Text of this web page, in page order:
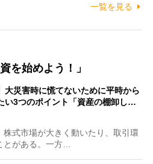
一覧を見る
を始めよう！」
大災害時に慌てないために平時から
い3つのポイント「資産の棚卸し…
式市場が大きく動いたり、取引環
がある。一方…